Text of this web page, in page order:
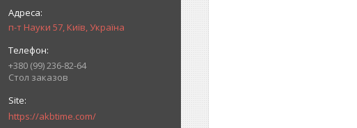
п-т Науки 57, Київ, Україна
+380 (99) 236-82-64
Стол заказов
https://akbtime.com/